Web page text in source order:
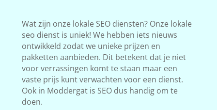
Wat zijn onze lokale SEO diensten? Onze lokale
seo dienst is uniek! We hebben iets nieuws
ontwikkeld zodat we unieke prijzen en
pakketten aanbieden. Dit betekent dat je niet
voor verrassingen komt te staan maar een
vaste prijs kunt verwachten voor een dienst.
Ook in Moddergat is SEO dus handig om te
doen.